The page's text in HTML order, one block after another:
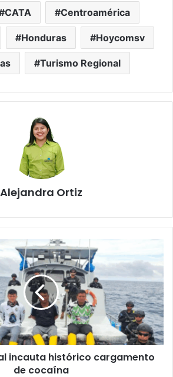
CATA Centroamérica
Honduras Hoycomsv
Turismo Regional
Alejandra Ortiz
incauta histórico cargamento
de cocaína